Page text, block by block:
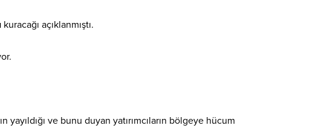
kuracağı açıklanmıştı.
yayıldığı ve bunu duyan yatırımcıların bölgeye hücum